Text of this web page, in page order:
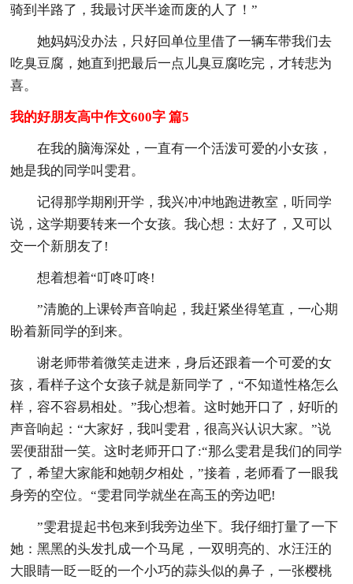
骑到半路了，我最讨厌半途而废的人了！”
她妈妈没办法，只好回单位里借了一辆车带我们去
吃臭豆腐，她直到把最后一点儿臭豆腐吃完，才转悲为
喜。
我的好朋友高中作文600字 篇5
在我的脑海深处，一直有一个活泼可爱的小女孩，
她是我的同学叫雯君。
记得那学期刚开学，我兴冲冲地跑进教室，听同学
说，这学期要转来一个女孩。我心想：太好了，又可以
交一个新朋友了!
想着想着“叮咚叮咚!
”清脆的上课铃声音响起，我赶紧坐得笔直，一心期
盼着新同学的到来。
谢老师带着微笑走进来，身后还跟着一个可爱的女
孩，看样子这个女孩子就是新同学了，“不知道性格怎么
样，容不容易相处。”我心想着。这时她开口了，好听的
声音响起：“大家好，我叫雯君，很高兴认识大家。”说
罢便甜甜一笑。这时老师开口了:“那么雯君是我们的同学
了，希望大家能和她朝夕相处，”接着，老师看了一眼我
身旁的空位。“雯君同学就坐在高玉的旁边吧!
”雯君提起书包来到我旁边坐下。我仔细打量了一下
她：黑黑的头发扎成一个马尾，一双明亮的、水汪汪的
大眼睛一眨一眨的一个小巧的蒜头似的鼻子，一张樱桃